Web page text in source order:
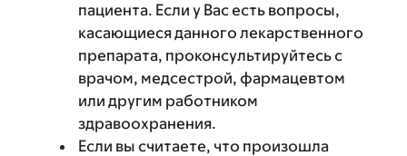
пациента. Если у Вас есть вопросы,
касающиеся данного лекарственного
препарата, проконсультируйтесь с
врачом, медсестрой, фармацевтом
или другим работником
здравоохранения.
Если вы считаете, что произошла